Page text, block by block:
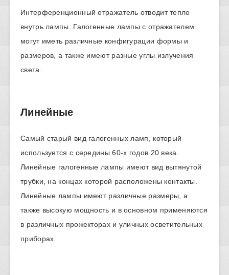
Интерференционный отражатель отводит тепло
внутрь лампы. Галогенные лампы с отражателем
могут иметь различные конфигурации формы и
размеров, а также имеют разные углы излучения
света.
Линейные
Самый старый вид галогенных ламп, который
используется с середины 60-х годов 20 века.
Линейные галогенные лампы имеют вид вытянутой
трубки, на концах которой расположены контакты.
Линейные лампы имеют различные размеры, а
также высокую мощность и в основном применяются
в различных прожекторах и уличных осветительных
приборах.